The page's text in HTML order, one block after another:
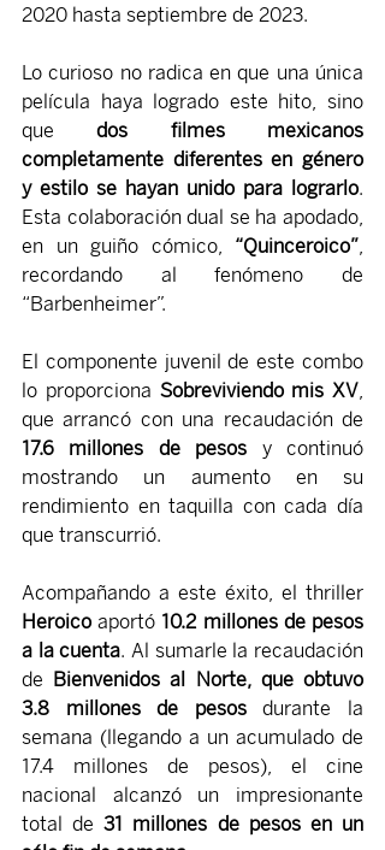
2020 hasta septiembre de 2023.
Lo curioso no radica en que una única
película haya logrado este hito, sino
que dos filmes mexicanos
completamente diferentes en género
y estilo se hayan unido para lograrlo.
Esta colaboración dual se ha apodado,
en un guiño cómico, “Quinceroico”
recordando al fenómeno de
“Barbenheimer”.
El componente juvenil de este combo
lo proporciona Sobreviviendo mis XV
17.6 millones de pesos y continuó
mostrando un aumento en su
rendimiento en taquilla con cada día
que transcurrió.
Heroico aportó 10.2 millones de pesos
a la cuenta. Al sumarle la recaudación
de Bienvenidos al Norte, que obtuvo
3.8 millones de pesos durante la
semana (llegando a un acumulado de
17.4 millones de pesos), el cine
nacional alcanzó un impresionante
total de 31 millones de pesos en un